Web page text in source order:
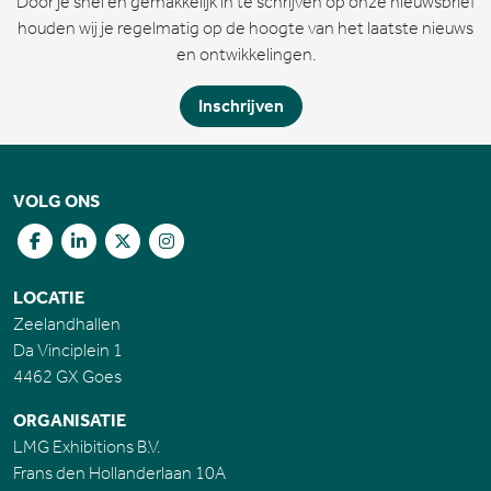
houden wij je regelmatig op de hoogte van het laatste nieuws
en ontwikkelingen.
Inschrijven
VOLG ONS
LOCATIE
Zeelandhallen
Da Vinciplein 1
4462 GX Goes
ORGANISATIE
LMG Exhibitions B.V.
Frans den Hollanderlaan 10A